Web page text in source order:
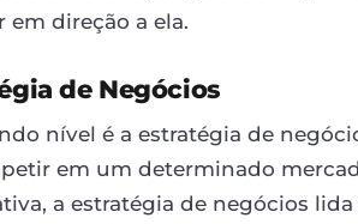
em direção a ela.
de Negócios
nível é a estratégia de
em um determinado
a estratégia de negócios